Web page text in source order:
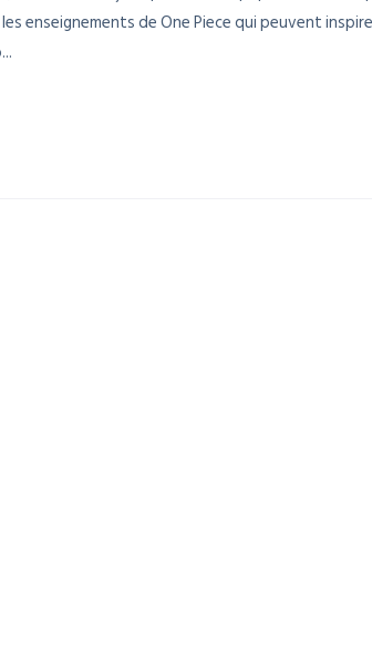
enseignements de One Piece qui peuvent